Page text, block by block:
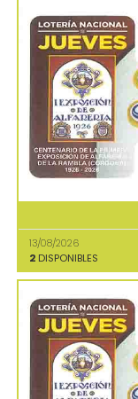
13/08/2026
2 DISPONIBLES